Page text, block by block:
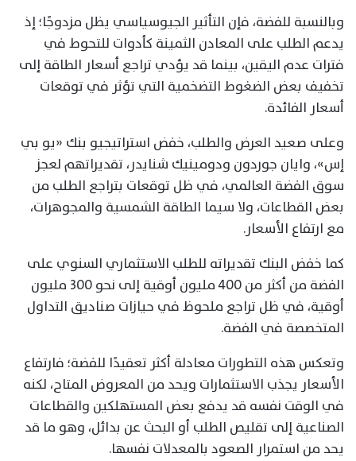
وبالنسبة للفضة، فإن التأثير الجيوسياسي يظل مزدوجًا؛ إذ
يدعم الطلب على المعادن الثمينة كأدوات للتحوط في
فترات عدم اليقين، بينما قد يؤدي تراجع أسعار الطاقة إلى
تخفيف بعض الضغوط التضخمية التي تؤثر في توقعات
أسعار الفائدة.
وعلى صعيد العرض والطلب، خفض استراتيجيو بنك «يو بي
إس»، وايان جوردون ودومينيك شنايدر، تقديراتهم لعجز
سوق الفضة العالمي، في ظل توقعات بتراجع الطلب من
بعض القطاعات، ولا سيما الطاقة الشمسية والمجوهرات،
مع ارتفاع الأسعار.
كما خفض البنك تقديراته للطلب الاستثماري السنوي على
الفضة من أكثر من 400 مليون أوقية إلى نحو 300 مليون
أوقية، في ظل تراجع ملحوظ في حيازات صناديق التداول
المتخصصة في الفضة.
وتعكس هذه التطورات معادلة أكثر تعقيدًا للفضة؛ فارتفاع
الأسعار يجذب الاستثمارات ويحد من المعروض المتاح، لكنه
في الوقت نفسه قد يدفع بعض المستهلكين والقطاعات
الصناعية إلى تقليص الطلب أو البحث عن بدائل، وهو ما قد
يحد من استمرار الصعود بالمعدلات نفسها.